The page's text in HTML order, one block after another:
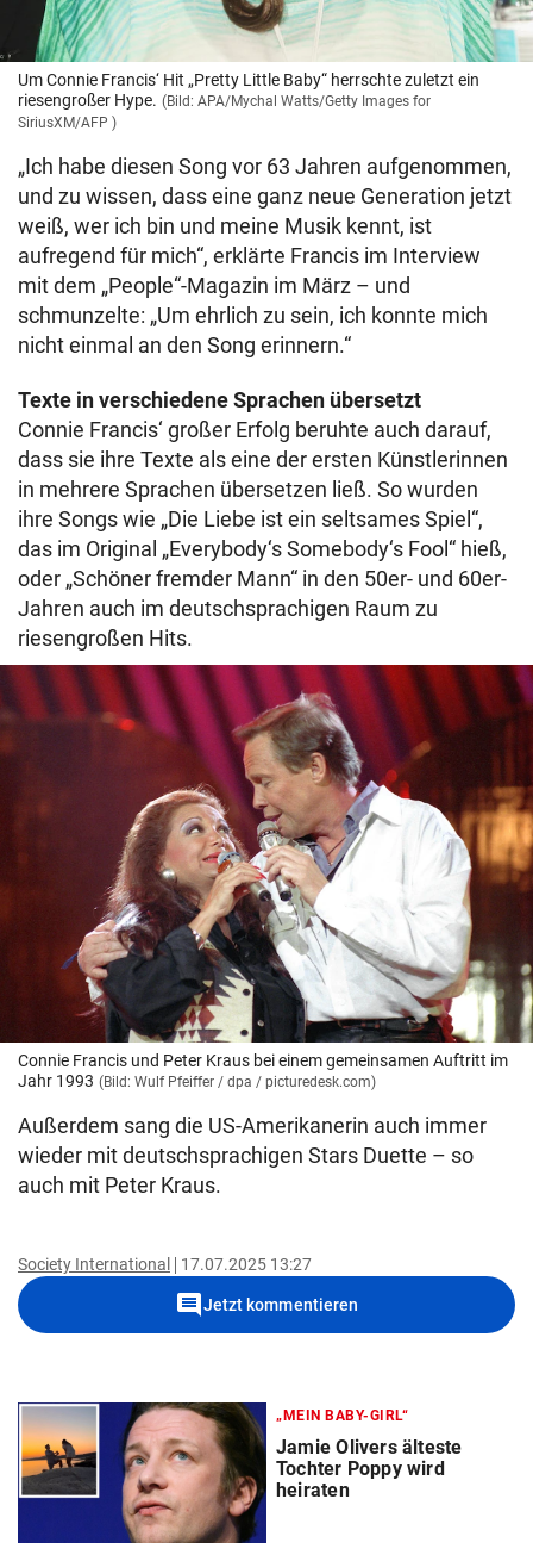
Um Connie Francis‘ Hit „Pretty Little Baby“ herrschte zuletzt ein
riesengroßer Hype. (Bild: APA/Mychal Watts/Getty Images for
SiriusXM/AFP )
„Ich habe diesen Song vor 63 Jahren aufgenommen,
und zu wissen, dass eine ganz neue Generation jetzt
weiß, wer ich bin und meine Musik kennt, ist
aufregend für mich“, erklärte Francis im Interview
mit dem „People“-Magazin im März – und
schmunzelte: „Um ehrlich zu sein, ich konnte mich
nicht einmal an den Song erinnern.“
Texte in verschiedene Sprachen übersetzt
Connie Francis‘ großer Erfolg beruhte auch darauf,
dass sie ihre Texte als eine der ersten Künstlerinnen
in mehrere Sprachen übersetzen ließ. So wurden
ihre Songs wie „Die Liebe ist ein seltsames Spiel“,
das im Original „Everybody‘s Somebody‘s Fool“ hieß,
oder „Schöner fremder Mann“ in den 50er- und 60er-
Jahren auch im deutschsprachigen Raum zu
riesengroßen Hits.
Connie Francis und Peter Kraus bei einem gemeinsamen Auftritt im
Jahr 1993 (Bild: Wulf Pfeiffer / dpa / picturedesk.com)
Außerdem sang die US-Amerikanerin auch immer
wieder mit deutschsprachigen Stars Duette – so
auch mit Peter Kraus.
Society International 17.07.2025 13:27
commentJetzt kommentieren
„MEIN BABY-GIRL“
Jamie Olivers älteste
Tochter Poppy wird
heiraten